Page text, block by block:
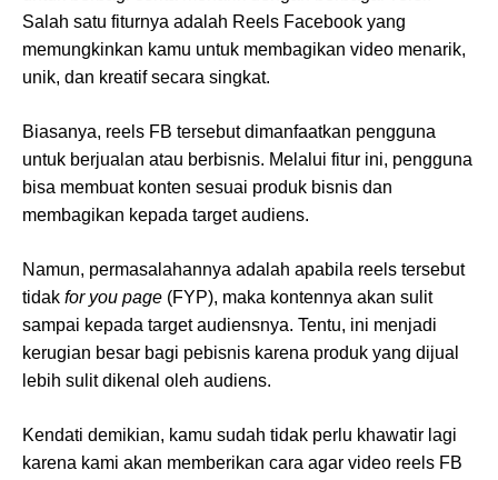
Salah satu fiturnya adalah Reels Facebook yang
memungkinkan kamu untuk membagikan video menarik,
unik, dan kreatif secara singkat.
Biasanya, reels FB tersebut dimanfaatkan pengguna
untuk berjualan atau berbisnis. Melalui fitur ini, pengguna
bisa membuat konten sesuai produk bisnis dan
membagikan kepada target audiens.
Namun, permasalahannya adalah apabila reels tersebut
tidak for you page (FYP), maka kontennya akan sulit
sampai kepada target audiensnya. Tentu, ini menjadi
kerugian besar bagi pebisnis karena produk yang dijual
lebih sulit dikenal oleh audiens.
Kendati demikian, kamu sudah tidak perlu khawatir lagi
karena kami akan memberikan cara agar video reels FB